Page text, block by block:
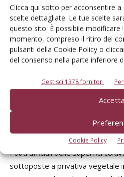
Clicca qui sotto per acconsentire
scelte dettagliate. Le tue scelte
questo sito. È possibile modificare
momento, compreso il ritiro del
pulsanti della Cookie Policy o
del consenso nella parte inferiore
Gestisci 1378 fornitori
Accetta
Cookie Policy
comparto che, a differenza di
registra una scarsissima
una filiera vivaistica. Molti
attraverso l’innesto di
provenienza illecita quando si
aventi diritto. Un
superficialità, nella presunzione
conoscere che i diritti dei
prodotto, con tutto ciò che
I dati ufficiali delle superfici
sottoposte a privativa vegetale